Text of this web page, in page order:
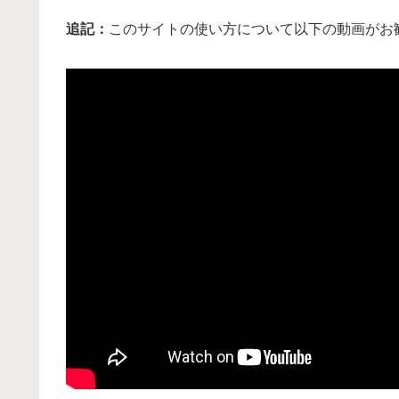
追記： このサイトの使い方について以下の動画がお